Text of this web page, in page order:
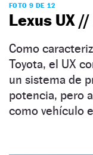
FOTO 9 DE 12
Lexus UX
Como
Toyota, el UX
un sistema de
potencia, pero
como vehículo